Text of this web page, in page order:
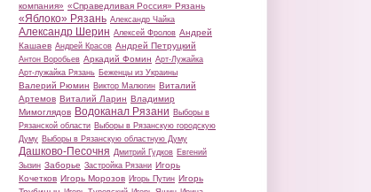
компания» «Справедливая Россия» Рязань
«Яблоко» Рязань Александр Чайка
Александр Шерин Алексей Фролов Андрей
Кашаев Андрей Красов Андрей Петруцкий
Антон Воробьев Аркадий Фомин Арт-Лужайка
Арт-лужайка Рязань Беженцы из Украины
Валерий Рюмин Виктор Малюгин Виталий
Артемов Виталий Ларин Владимир
Мимоглядов Водоканал Рязани Выборы в
Рязанской области Выборы в Рязанскую городскую
Думу Выборы в Рязанскую областную Думу
Дашково-Песочня Дмитрий Гудков Евгений
Зызин Заборье Застройка Рязани Игорь
Кочетков Игорь Морозов Игорь Путин Игорь